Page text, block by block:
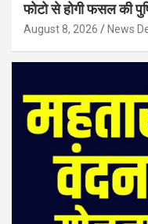
फोटो से होगी फसल की
August 8, 2026 News